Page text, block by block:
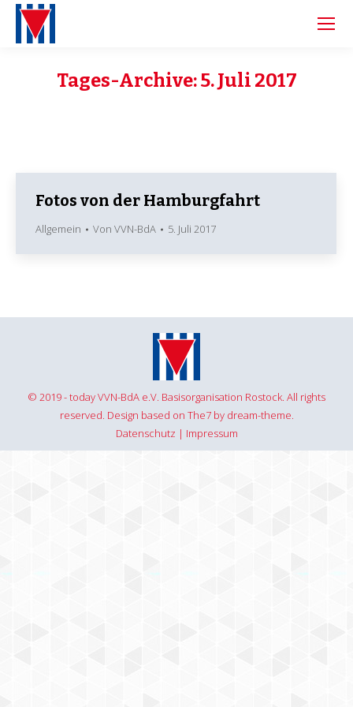
Tages-Archive:5. Juli 2017
Fotos von der Hamburgfahrt
Allgemein Von VVN-BdA 5. Juli 2017
© 2019 - today VVN-BdA e.V. Basisorganisation Rostock. All rights
reserved. Design based on The7 by dream-theme.
Datenschutz | Impressum